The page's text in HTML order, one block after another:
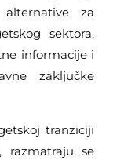
za
sektora.
informacije i
zaključke
tranziciji
razmatraju se